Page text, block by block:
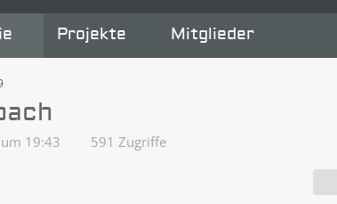
Projekte Mitglieder
19:43 591 Zugriffe